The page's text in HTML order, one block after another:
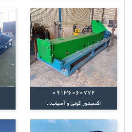
09136060772
اکسیدور گونی و آسیاب...